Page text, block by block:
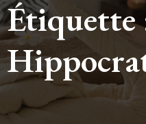
Étiquette